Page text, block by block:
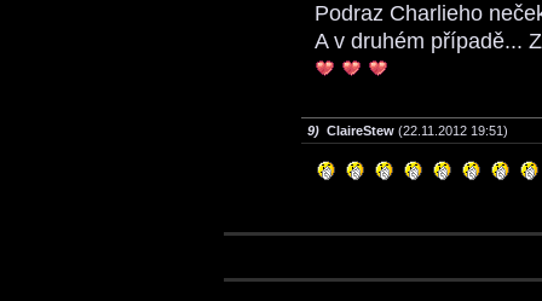
Podraz Charlieho
A v druhém případě...
9) ClaireStew (22.11.2012 19:51)